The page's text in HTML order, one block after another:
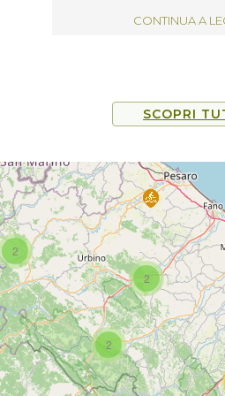
in provincia di Pesaro-
di grande valore storico-
CONTINUA A
SCOPRI
2
2
2